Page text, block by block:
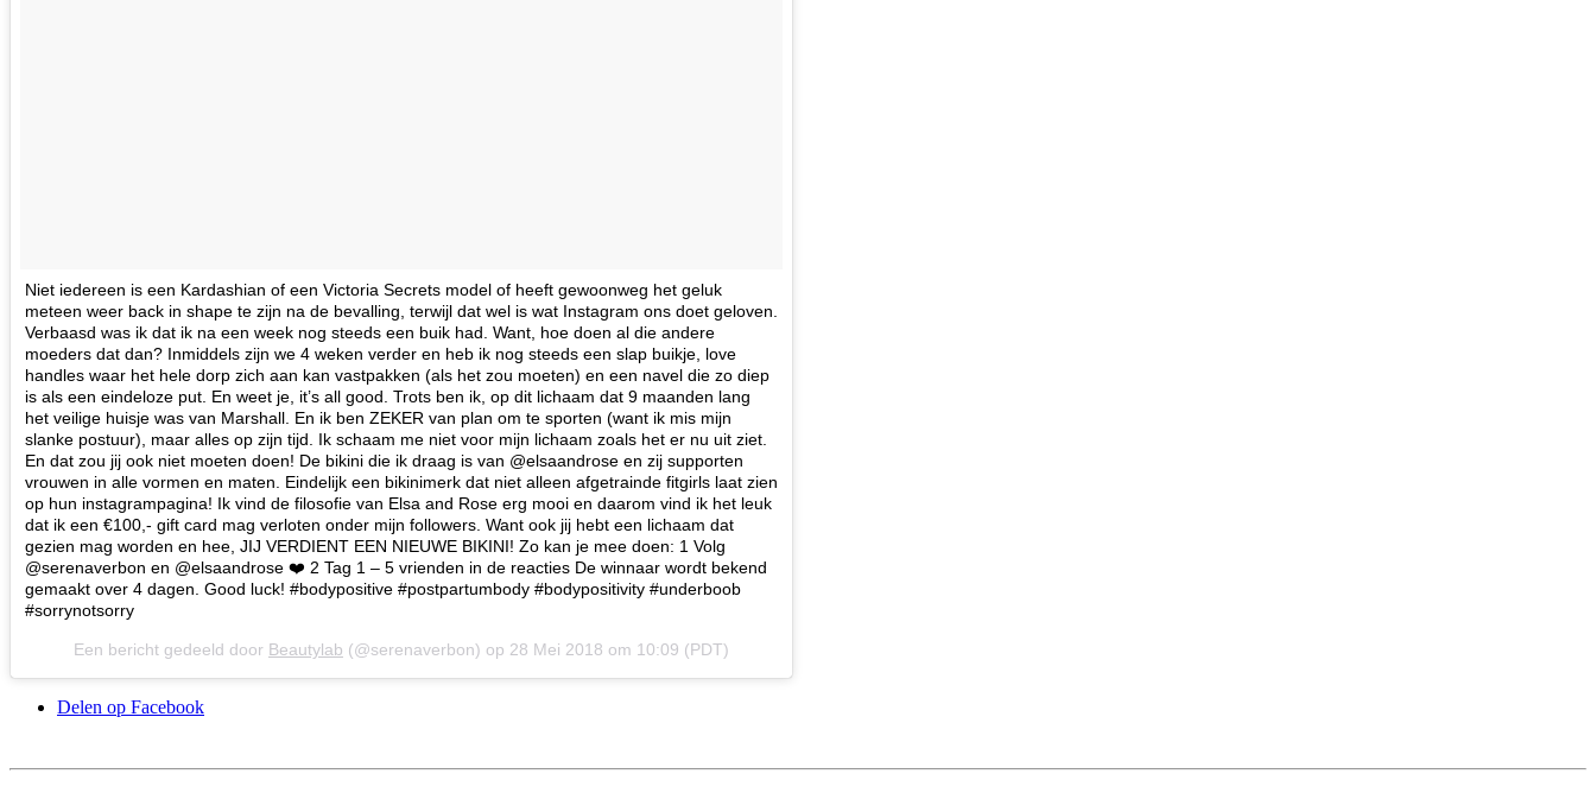
Niet iedereen is een Kardashian of een Victoria Secrets model of heeft gewoonweg het geluk
meteen weer back in shape te zijn na de bevalling, terwijl dat wel is wat Instagram ons doet geloven.
Verbaasd was ik dat ik na een week nog steeds een buik had. Want, hoe doen al die andere
moeders dat dan? Inmiddels zijn we 4 weken verder en heb ik nog steeds een slap buikje, love
handles waar het hele dorp zich aan kan vastpakken (als het zou moeten) en een navel die zo diep
is als een eindeloze put. En weet je, it’s all good. Trots ben ik, op dit lichaam dat 9 maanden lang
het veilige huisje was van Marshall. En ik ben ZEKER van plan om te sporten (want ik mis mijn
slanke postuur), maar alles op zijn tijd. Ik schaam me niet voor mijn lichaam zoals het er nu uit ziet.
En dat zou jij ook niet moeten doen! De bikini die ik draag is van @elsaandrose en zij supporten
vrouwen in alle vormen en maten. Eindelijk een bikinimerk dat niet alleen afgetrainde fitgirls laat zien
op hun instagrampagina! Ik vind de filosofie van Elsa and Rose erg mooi en daarom vind ik het leuk
dat ik een €100,- gift card mag verloten onder mijn followers. Want ook jij hebt een lichaam dat
gezien mag worden en hee, JIJ VERDIENT EEN NIEUWE BIKINI! Zo kan je mee doen: 1 Volg
@serenaverbon en @elsaandrose ❤️ 2 Tag 1 – 5 vrienden in de reacties De winnaar wordt bekend
gemaakt over 4 dagen. Good luck! #bodypositive #postpartumbody #bodypositivity #underboob
#sorrynotsorry
Een bericht gedeeld door Beautylab (@serenaverbon) op 28 Mei 2018 om 10:09 (PDT)
Delen op Facebook